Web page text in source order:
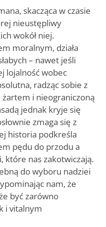
skacząca w czasie
nieustępliwy
wokół niej.
moralnym, działa
– nawet jeśli
lojalność wobec
radząc sobie z
i nieograniczoną
jednak kryje się
zmaga się z
historia podkreśla
pędu do przodu a
które nas zakotwiczają.
do wyboru nadziei
nam, że
być zarówno
i vitalnym